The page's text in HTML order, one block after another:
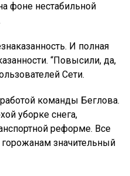
фоне нестабильной
И полная
“Повысили, да,
Сети.
команды Беглова.
уборке снега,
реформе. Все
значительный